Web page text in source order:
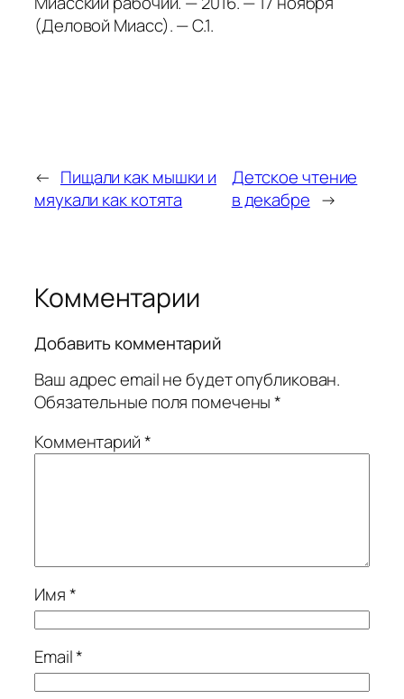
(Деловой Миасс). — С.1.
← Пищали как мышки и
мяукали как котята
Детское чтение
в декабре →
Комментарии
Добавить комментарий
Ваш адрес email не будет опубликован.
Обязательные поля помечены*
Комментарий*
Имя*
Email*